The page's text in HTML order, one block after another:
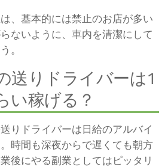
、基本的には禁止のお店が多い
ないように、車内を清潔にして
。
送りドライバーは1
い稼げる？
りドライバーは日給のアルバイ
時間も深夜からで遅くても朝方
後にやる副業としてはピッタリ